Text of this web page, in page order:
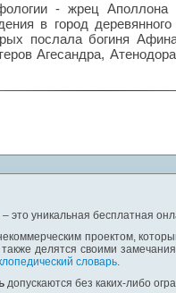
- жрец Аполлона
в город
послала богиня
Агесандра,
– это уникальная бесплатная
проектом,
делятся своими
словарь.
допускаются без каких-либо